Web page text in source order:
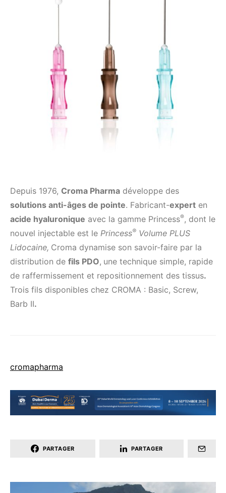
Depuis 1976, Croma Pharma développe des
solutions anti-âges de pointe. Fabricant-expert en
acide hyaluronique avec la gamme Princess®, dont le
nouvel injectable est le Princess® Volume PLUS
Lidocaine, Croma dynamise son savoir-faire par la
distribution de fils PDO, une technique simple, rapide
de raffermissement et repositionnement des tissus.
Trois fils disponibles chez CROMA : Basic, Screw,
Barb II.
cromapharma
PARTAGER PARTAGER